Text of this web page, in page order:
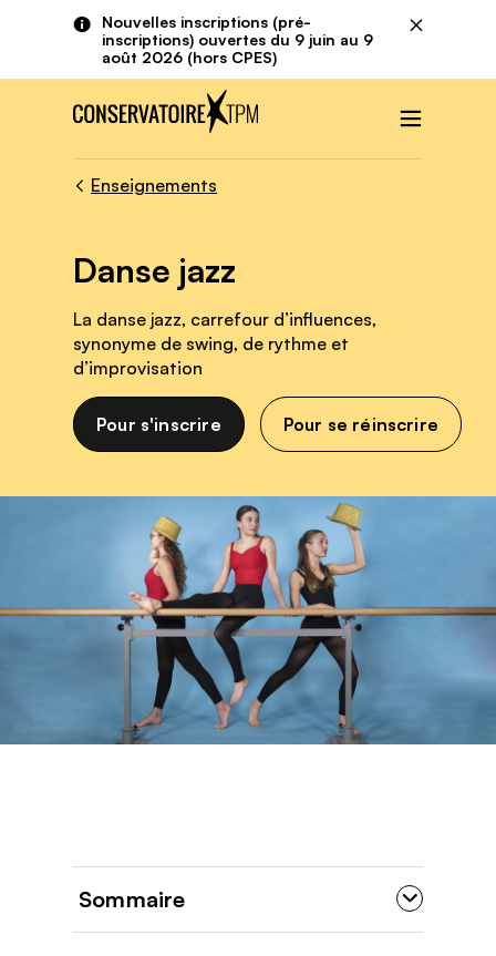
Aller au contenu principalNouvelles inscriptions (pré-
inscriptions) ouvertes du 9 juin au 9
août 2026 (hors CPES)
Fermer
Enseignements
Danse jazz
La danse jazz, carrefour d’influences,
synonyme de swing, de rythme et
d’improvisation
Pour s'inscrire Pour se réinscrire
Sommaire
Panneau de gestion des cookies